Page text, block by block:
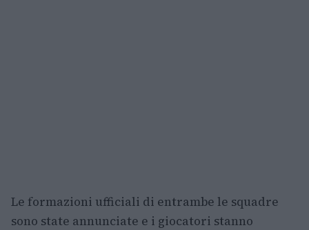
Le formazioni ufficiali di entrambe le squadre
sono state annunciate e i giocatori stanno